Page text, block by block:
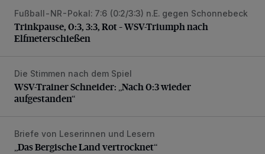
Trinkpause, 0:3, 3:3, Rot – WSV-Triumph nach
Fußball-NR-Pokal: 7:6 (0:2/3:3) n.E. gegen Schonnebeck
Trinkpause, 0:3, 3:3, Rot – WSV-Triumph nach
Elfmeterschießen
WSV-Trainer Schneider: „Nach 0:3 wieder aufgestanden“
Die Stimmen nach dem Spiel
WSV-Trainer Schneider: „Nach 0:3 wieder
aufgestanden“
„Das Bergische Land vertrocknet“
Briefe von Leserinnen und Lesern
„Das Bergische Land vertrocknet“